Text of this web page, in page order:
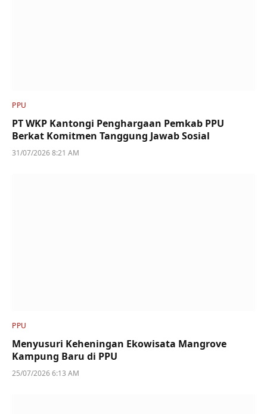
PPU
PT WKP Kantongi Penghargaan Pemkab PPU
Berkat Komitmen Tanggung Jawab Sosial
31/07/2026 8:21 AM
PPU
Menyusuri Keheningan Ekowisata Mangrove
Kampung Baru di PPU
25/07/2026 6:13 AM